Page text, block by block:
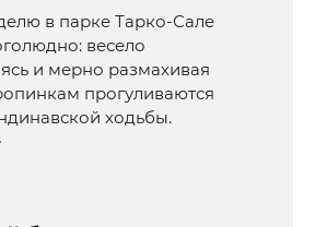
в парке Тарко-Сале
весело
и мерно размахивая
прогуливаются
ходьбы.